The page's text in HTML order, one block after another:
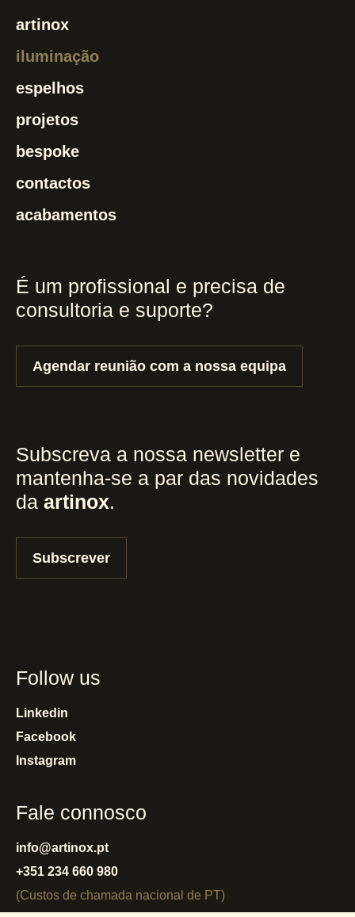
artinox
iluminação
espelhos
projetos
bespoke
contactos
acabamentos
É um profissional e precisa de
consultoria e suporte?
Agendar reunião com a nossa equipa
Subscreva a nossa newsletter e
mantenha-se a par das novidades
da artinox.
Subscrever
Follow us
Linkedin
Facebook
Instagram
Fale connosco
info@artinox.pt
+351 234 660 980
(Custos de chamada nacional de PT)